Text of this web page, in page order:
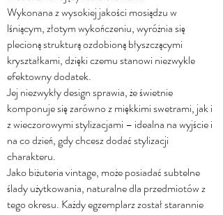
Wykonana z wysokiej jakości mosiądzu w
lśniącym, złotym wykończeniu, wyróżnia się
plecioną strukturą ozdobioną błyszczącymi
kryształkami, dzięki czemu stanowi niezwykle
efektowny dodatek.
Jej niezwykły design sprawia, że świetnie
komponuje się zarówno z miękkimi swetrami, jak i
z wieczorowymi stylizacjami – idealna na wyjście i
na co dzień, gdy chcesz dodać stylizacji
charakteru.
Jako biżuteria vintage, może posiadać subtelne
ślady użytkowania, naturalne dla przedmiotów z
tego okresu. Każdy egzemplarz został starannie